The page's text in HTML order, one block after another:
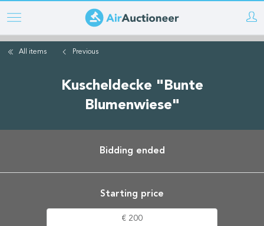
Skip
to
mainAll items Previous
Kuscheldecke "Bunte
Blumenwiese"
Bidding ended
Starting price
€ 200